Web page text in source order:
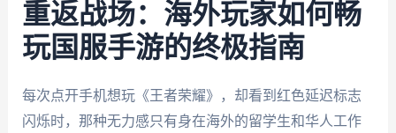
重返战场：海外玩家如何畅
玩国服手游的终极指南
每次点开手机想玩《王者荣耀》，却看到红色延迟标志
闪烁时，那种无力感只有身在海外的留学生和华人工作